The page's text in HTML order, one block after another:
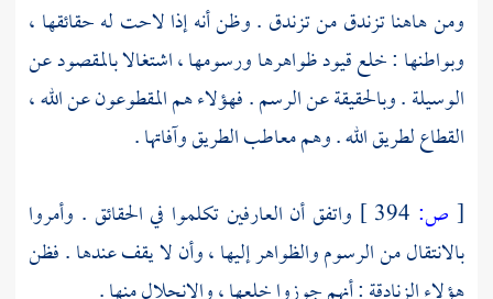
ومن هاهنا تزندق من تزندق . وظن أنه إذا لاحت له حقائقها ،
وبواطنها : خلع قيود ظواهرها ورسومها ، اشتغالا بالمقصود عن
الوسيلة . وبالحقيقة عن الرسم . فهؤلاء هم المقطوعون عن الله ،
القطاع لطريق الله . وهم معاطب الطريق وآفاتها .
[ ص:
واتفق أن العارفين تكلموا في الحقائق . وأمروا
بالانتقال من الرسوم والظواهر إليها ، وأن لا يقف عندها . فظن